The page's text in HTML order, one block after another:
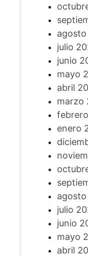
agosto
julio
junio
mayo
abril
marzo
enero
julio
junio
mayo
abril